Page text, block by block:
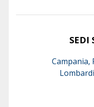
SEDI
Campania,